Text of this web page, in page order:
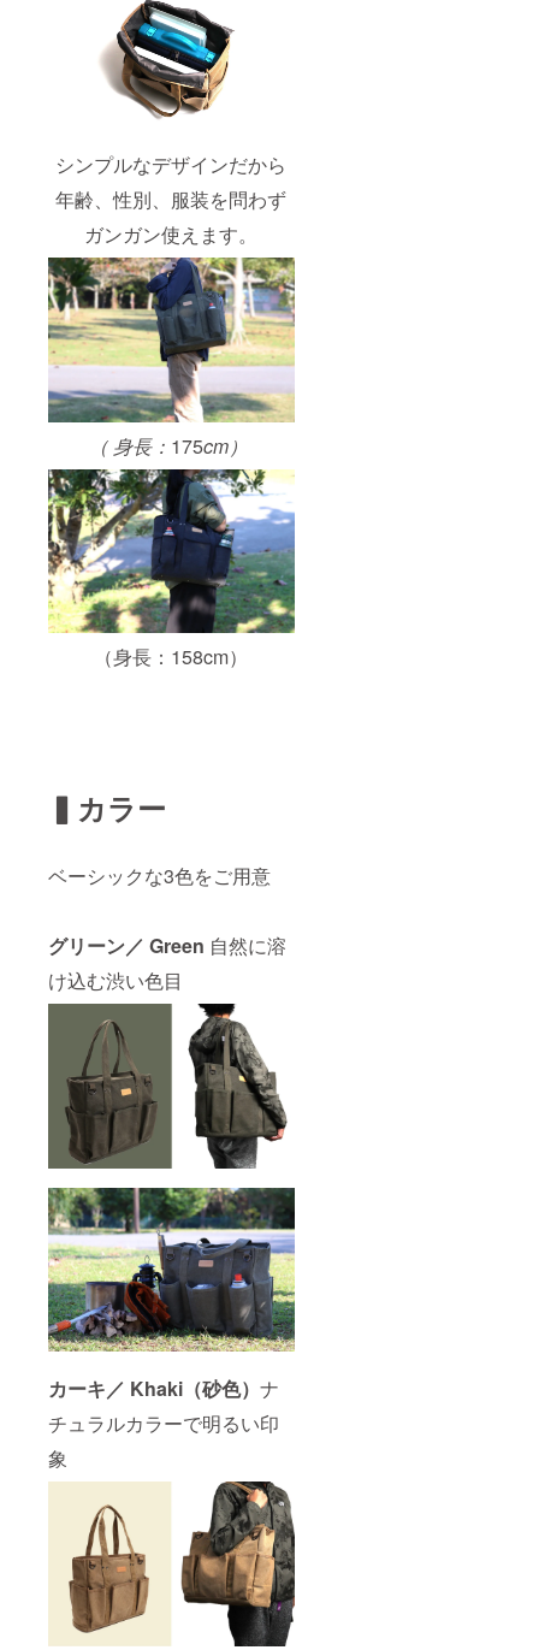
シンプルなデザインだから
年齢、性別、服装を問わず
ガンガン使えます。
（ 身長： 175cm）
（身長：158cm）
▍カラー
ベーシックな3色をご用意
グリーン／ Green 自然に溶
け込む渋い色目
カーキ／ Khaki（砂色） ナ
チュラルカラーで明るい印
象